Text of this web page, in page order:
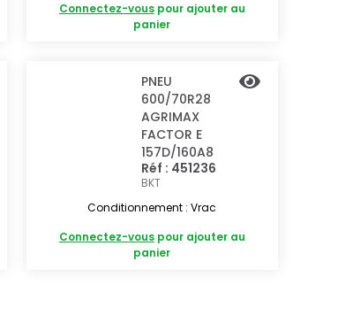
Connectez-vouspour ajouter au
panier
PNEU
600/70R28
AGRIMAX
FACTOR E
157D/160A8
Réf : 451236
BKT
Conditionnement : Vrac
Connectez-vouspour ajouter au
panier